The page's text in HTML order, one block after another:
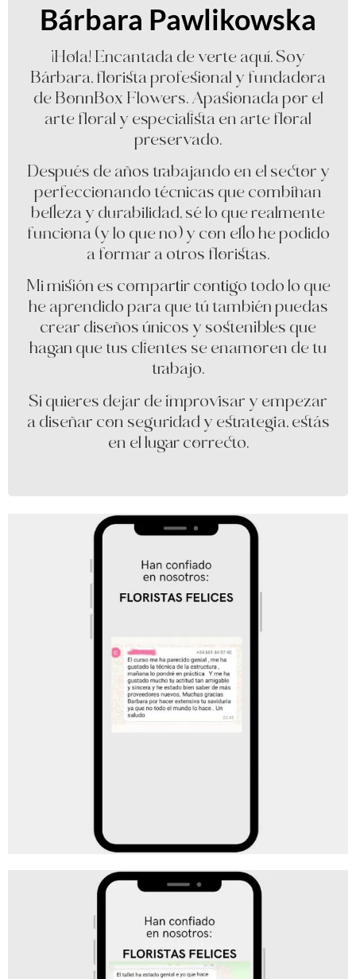
Bárbara Pawlikowska
¡Hola! Encantada de verte aquí. Soy
Bárbara, florista profesional y fundadora
de BonnBox Flowers. Apasionada por el
arte floral y especialista en arte floral
preservado.
Después de años trabajando en el sector y
perfeccionando técnicas que combinan
belleza y durabilidad, sé lo que realmente
funciona (y lo que no) y con ello he podido
a formar a otros floristas.
Mi misión es compartir contigo todo lo que
he aprendido para que tú también puedas
crear diseños únicos y sostenibles que
hagan que tus clientes se enamoren de tu
trabajo.
Si quieres dejar de improvisar y empezar
a diseñar con seguridad y estrategia, estás
en el lugar correcto.